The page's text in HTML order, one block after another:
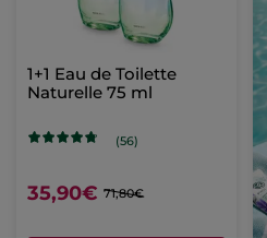
1+1 Eau de Toilette
Naturelle 75 ml
(56)
35,90€ 71,80€